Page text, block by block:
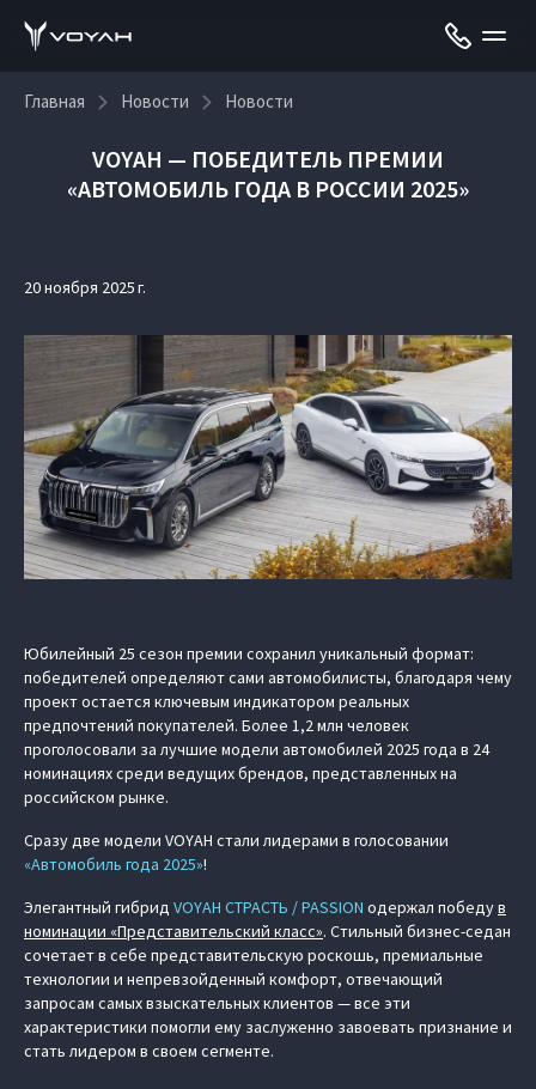
Главная Новости Новости
VOYAH — ПОБЕДИТЕЛЬ ПРЕМИИ
«АВТОМОБИЛЬ ГОДА В РОССИИ 2025»
20 ноября 2025 г.
Юбилейный 25 сезон премии сохранил уникальный формат:
победителей определяют сами автомобилисты, благодаря чему
проект остается ключевым индикатором реальных
предпочтений покупателей. Более 1,2 млн человек
проголосовали за лучшие модели автомобилей 2025 года в 24
номинациях среди ведущих брендов, представленных на
российском рынке.
Сразу две модели VOYAH стали лидерами в голосовании
«Автомобиль года 2025»!
Элегантный гибрид VOYAH СТРАСТЬ / PASSION одержал победув
номинации «Представительский класс». Стильный бизнес-седан
сочетает в себе представительскую роскошь, премиальные
технологии и непревзойденный комфорт, отвечающий
запросам самых взыскательных клиентов — все эти
характеристики помогли ему заслуженно завоевать признание и
стать лидером в своем сегменте.